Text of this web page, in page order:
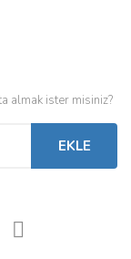
almak ister misiniz?
EKLE